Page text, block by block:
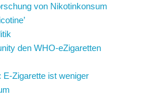
von Nikotinkonsum
den WHO-eZigaretten
Zigarette ist weniger